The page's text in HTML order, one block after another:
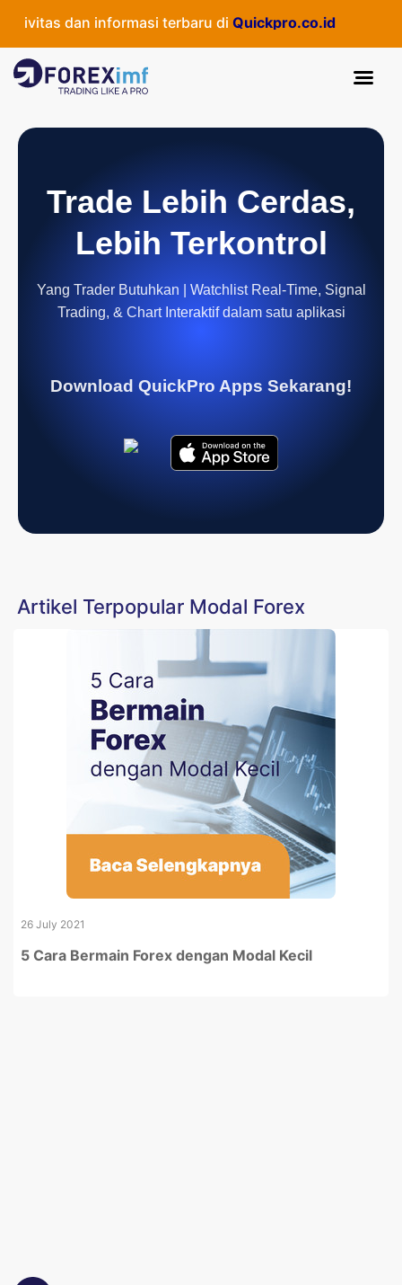
dan informasi terbaru diQuickpro.co.id
Trade Lebih Cerdas,
Lebih Terkontrol
Yang Trader Butuhkan | Watchlist Real-Time, Signal
Trading, & Chart Interaktif dalam satu aplikasi
Download QuickPro Apps Sekarang!
Artikel Terpopular Modal Forex
26 July 2021
5 Cara Bermain Forex dengan Modal Kecil